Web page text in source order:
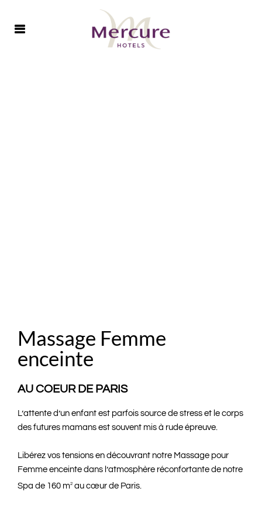
Massage Femme
enceinte
AU COEUR DE PARIS
L’attente d’un enfant est parfois source de stress et le corps
des futures mamans est souvent mis à rude épreuve.
Libérez vos tensions en découvrant notre Massage pour
Femme enceinte dans l’atmosphère réconfortante de notre
Spa de 160 m2 au cœur de Paris.